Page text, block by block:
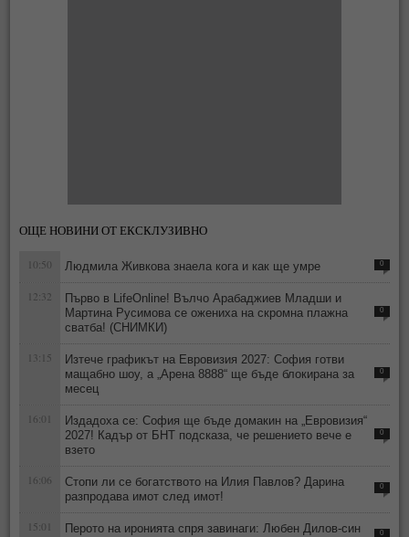
ОЩЕ НОВИНИ ОТ ЕКСКЛУЗИВНО
10:50 Людмила Живкова знаела кога и как ще умре 0
12:32
Първо в LifeOnline! Вълчо Арабаджиев Младши и
Мартина Русимова сe oжениха на скромна плажна
сватба! (СНИМКИ)
0
13:15
Изтече графикът на Евровизия 2027: София готви
мащабно шоу, а „Арена 8888“ ще бъде блокирана за
месец
0
16:01
Издадоха се: София ще бъде домакин на „Евровизия“
2027! Кадър от БНТ подсказа, че решението вече е
взето
0
16:06
Стопи ли се богатството на Илия Павлов? Дарина
разпродава имот след имот!
0
15:01
Перото на иронията спря завинаги: Любен Дилов-син
0